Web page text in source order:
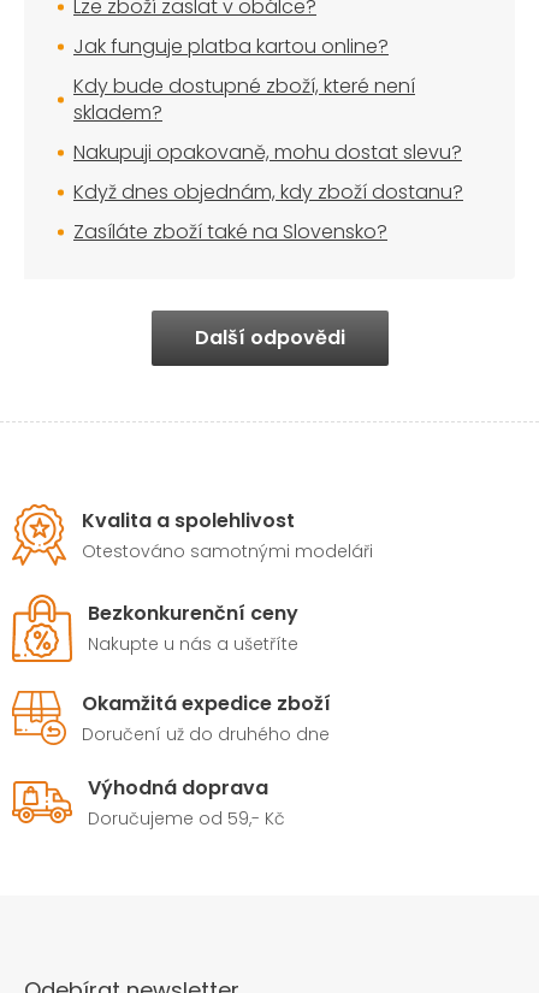
Lze zboží zaslat v obálce?
Jak funguje platba kartou online?
Kdy bude dostupné zboží, které není
skladem?
Nakupuji opakovaně, mohu dostat slevu?
Když dnes objednám, kdy zboží dostanu?
Zasíláte zboží také na Slovensko?
Další odpovědi
Kvalita a spolehlivost
Otestováno samotnými modeláři
Bezkonkurenční ceny
Nakupte u nás a ušetříte
Okamžitá expedice zboží
Doručení už do druhého dne
Výhodná doprava
Doručujeme od 59,- Kč